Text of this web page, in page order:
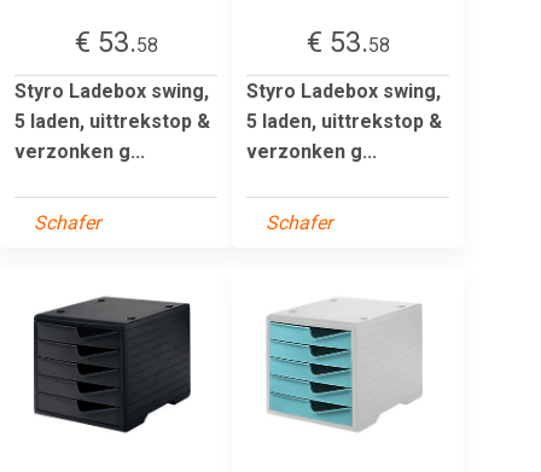
€ 53.58
Styro Ladebox swing,
5 laden, uittrekstop &
verzonken g...
Schafer
€ 53.58
Styro Ladebox swing,
5 laden, uittrekstop &
verzonken g...
Schafer